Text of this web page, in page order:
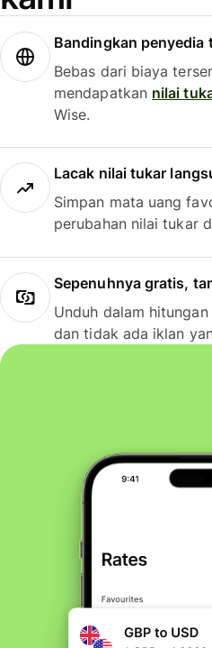
Bandingkan penyedia
Bebas dari biaya
mendapatkan nilai
Wise.
Lacak nilai tukar
Simpan mata uang
perubahan nilai tukar
Sepenuhnya gratis,
Unduh dalam
dan tidak ada iklan